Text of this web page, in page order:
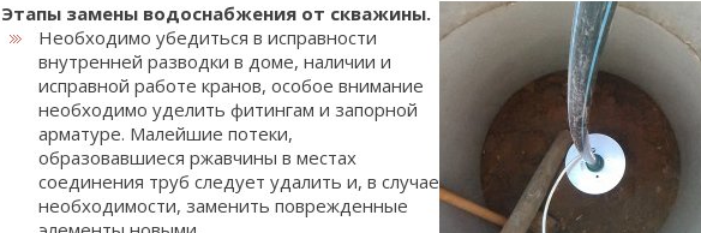
Этапы замены водоснабжения от скважины.
Необходимо убедиться в исправности
внутренней разводки в доме, наличии и
исправной работе кранов, особое внимание
необходимо уделить фитингам и запорной
арматуре. Малейшие потеки,
образовавшиеся ржавчины в местах
соединения труб следует удалить и, в случае
необходимости, заменить поврежденные